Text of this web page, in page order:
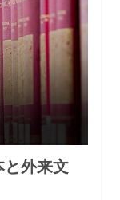
外来文